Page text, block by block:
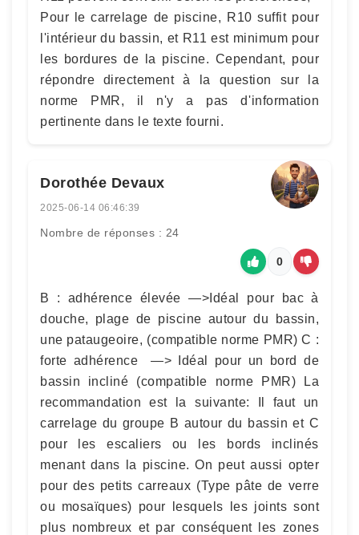
Pour le carrelage de piscine, R10 suffit pour
l'intérieur du bassin, et R11 est minimum pour
les bordures de la piscine. Cependant, pour
répondre directement à la question sur la
norme PMR, il n'y a pas d'information
pertinente dans le texte fourni.
Dorothée Devaux
2025-06-14 06:46:39
Nombre de réponses : 24
0
B : adhérence élevée —>Idéal pour bac à
douche, plage de piscine autour du bassin,
une pataugeoire, (compatible norme PMR) C :
forte adhérence —> Idéal pour un bord de
bassin incliné (compatible norme PMR) La
recommandation est la suivante: Il faut un
carrelage du groupe B autour du bassin et C
pour les escaliers ou les bords inclinés
menant dans la piscine. On peut aussi opter
pour des petits carreaux (Type pâte de verre
ou mosaïques) pour lesquels les joints sont
plus nombreux et par conséquent les zones